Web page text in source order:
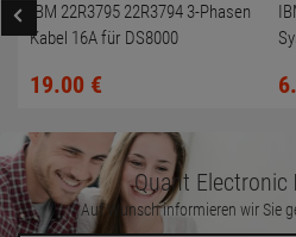
IBM 22R3795 22R3794 3-Phasen
Kabel 16A für DS8000
19.00 € 6.
Quant Electronic
Auf Wunsch informieren wir Sie